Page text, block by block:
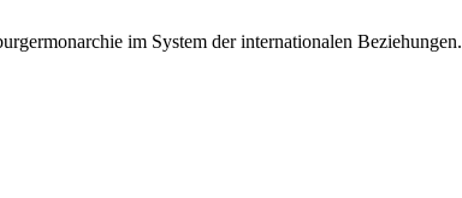
im System der internationalen Beziehungen.